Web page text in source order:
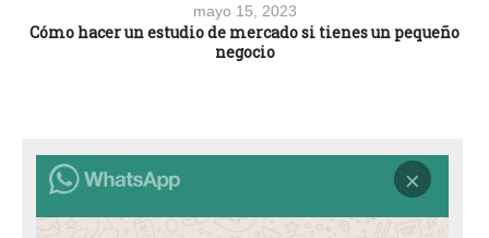
mayo 15, 2023
Cómo hacer un estudio de mercado si tienes un pequeño
negocio